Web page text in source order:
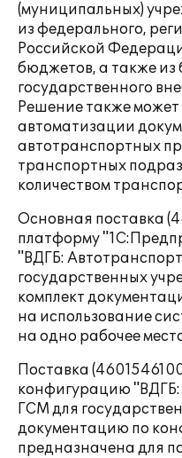
(муниципальных)
из федерального,
Российской
бюджетов, а также
государственного
Решение также может
автоматизации
автотранспортных
транспортных
количеством
Основная поставка
платформу
"ВДГБ:
государственных
комплект
на использование
на одно рабочее
Поставка
конфигурацию "ВДГБ:
ГСМ для
документацию по
предназначена для